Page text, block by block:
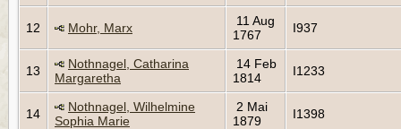
12 Mohr, Marx
11 Aug
1767
I937
13
Nothnagel, Catharina
Margaretha
14 Feb
1814
I1233
14
Nothnagel, Wilhelmine
Sophia Marie
2 Mai
1879
I1398